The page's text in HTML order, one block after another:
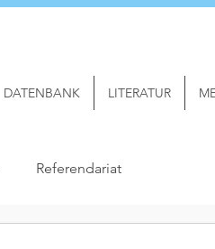
DATENBANK LITERATUR
Referendariat